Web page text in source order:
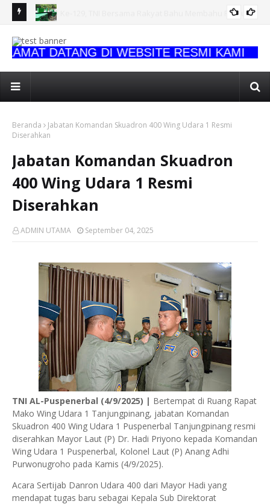
Nyata TMMD Ke-129 Hadirkan Manfaat untuk Kampung
DATANG DI WEBSITE RESMI KAMI
Beranda
Jabatan Komandan Skuadron 400 Wing Udara 1 Resmi
Diserahkan
Jabatan Komandan Skuadron
400 Wing Udara 1 Resmi
Diserahkan
ADMIN UTAMA September 04, 2025
TNI AL-Puspenerbal (4/9/2025) | Bertempat di Ruang Rapat
Mako Wing Udara 1 Tanjungpinang, jabatan Komandan
Skuadron 400 Wing Udara 1 Puspenerbal Tanjungpinang resmi
diserahkan Mayor Laut (P) Dr. Hadi Priyono kepada Komandan
Wing Udara 1 Puspenerbal, Kolonel Laut (P) Anang Adhi
Purwonugroho pada Kamis (4/9/2025).
Acara Sertijab Danron Udara 400 dari Mayor Hadi yang
mendapat tugas baru sebagai Kepala Sub Direktorat